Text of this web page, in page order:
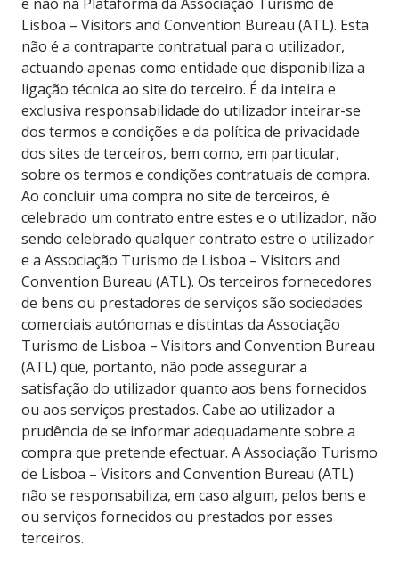
Lisboa – Visitors and Convention Bureau (ATL). Esta
não é a contraparte contratual para o utilizador,
actuando apenas como entidade que disponibiliza a
ligação técnica ao site do terceiro. É da inteira e
exclusiva responsabilidade do utilizador inteirar-se
dos termos e condições e da política de privacidade
dos sites de terceiros, bem como, em particular,
sobre os termos e condições contratuais de compra.
Ao concluir uma compra no site de terceiros, é
celebrado um contrato entre estes e o utilizador, não
sendo celebrado qualquer contrato estre o utilizador
e a Associação Turismo de Lisboa – Visitors and
Convention Bureau (ATL). Os terceiros fornecedores
de bens ou prestadores de serviços são sociedades
comerciais autónomas e distintas da Associação
Turismo de Lisboa – Visitors and Convention Bureau
(ATL) que, portanto, não pode assegurar a
satisfação do utilizador quanto aos bens fornecidos
ou aos serviços prestados. Cabe ao utilizador a
prudência de se informar adequadamente sobre a
compra que pretende efectuar. A Associação Turismo
de Lisboa – Visitors and Convention Bureau (ATL)
não se responsabiliza, em caso algum, pelos bens e
ou serviços fornecidos ou prestados por esses
terceiros.